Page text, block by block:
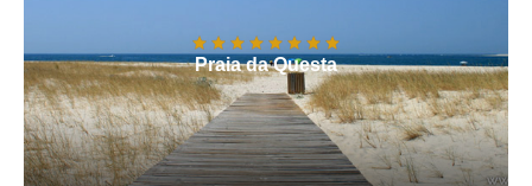
Praia da Questa